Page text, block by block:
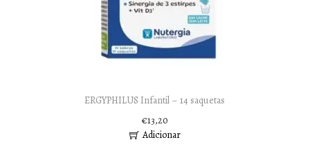
ERGYPHILUS Infantil – 14 saquetas
€13,20
Adicionar